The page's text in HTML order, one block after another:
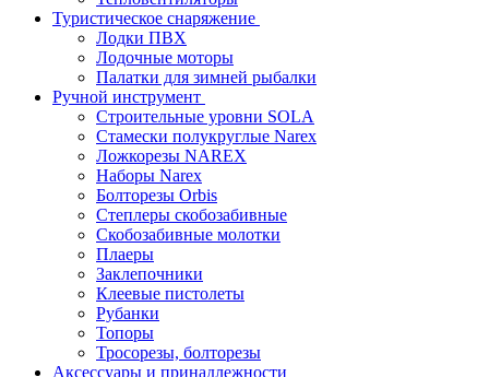
Туристическое снаряжение
Лодки ПВХ
Лодочные моторы
Палатки для зимней рыбалки
Ручной инструмент
Строительные уровни SOLA
Стамески полукруглые Narex
Ложкорезы NAREX
Наборы Narex
Болторезы Orbis
Степлеры скобозабивные
Скобозабивные молотки
Плаеры
Заклепочники
Клеевые пистолеты
Рубанки
Топоры
Тросорезы, болторезы
Аксессуары и принадлежности